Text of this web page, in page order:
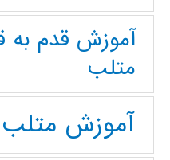
آموزش قدم به
متلب
آموزش متلب